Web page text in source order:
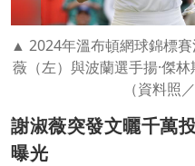
2024年溫布頓網球錦標
薇（左）與波蘭選手揚·傑
（資料照
謝淑薇突發文曬千萬
曝光